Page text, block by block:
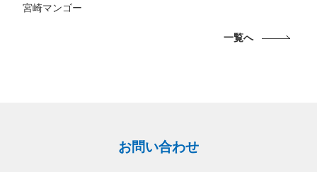
宮崎マンゴー
一覧へ
お問い合わせ